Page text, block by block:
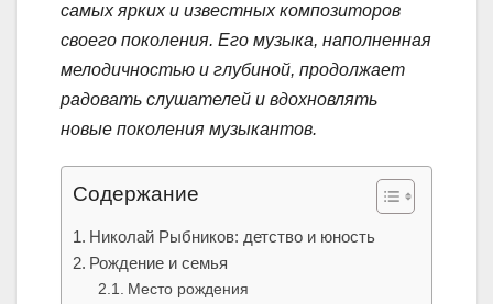
самых ярких и известных композиторов
своего поколения. Его музыка, наполненная
мелодичностью и глубиной, продолжает
радовать слушателей и вдохновлять
новые поколения музыкантов.
Содержание
Николай Рыбников: детство и юность
Рождение и семья
Место рождения